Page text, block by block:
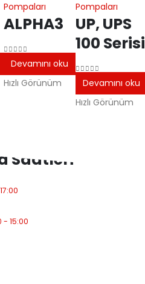
Pompaları
ALPHA3
5 üzerinden
Devamını oku
Hızlı Görünüm
Pompaları
UP, UPS
100 Serisi
5 üzerinden
Devamını oku
Hızlı Görünüm
Saatleri
15:00